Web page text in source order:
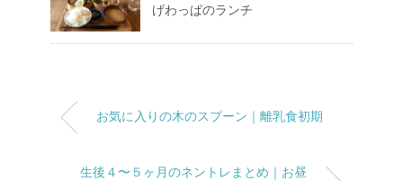
げわっぱのランチ
お気に入りの木のスプーン｜離乳食初期
生後４〜５ヶ月のネントレまとめ｜お昼